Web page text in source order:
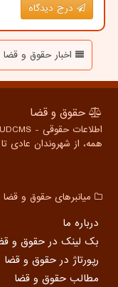
درج دیدگاه
اخبار حقوق و قضا
حقوق و قضا
همه، از شهروندان عادی
میانبرهای حقوق و قضا
درباره ما
بک لینک در حقوق و
رپورتاژ در حقوق و قضا
مطالب حقوق و قضا